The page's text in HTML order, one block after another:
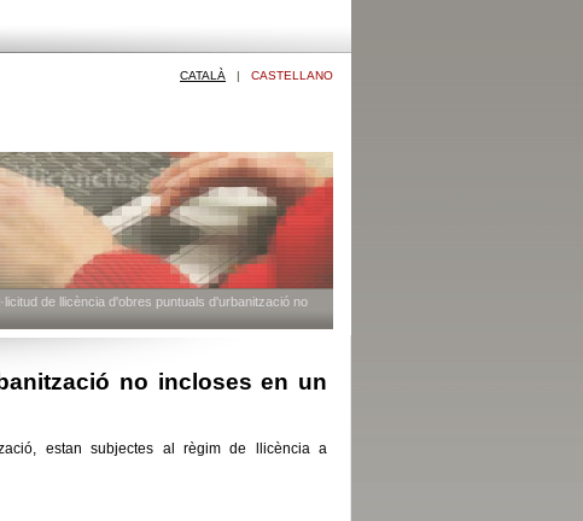
CATALÀ | CASTELLANO
de llicència d'obres puntuals d'urbanització no
no incloses en un
estan subjectes al règim de llicència a